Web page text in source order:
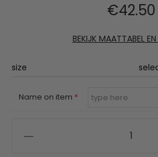
€42.50
BEKIJK MAATTABEL EN
size
Name on item *